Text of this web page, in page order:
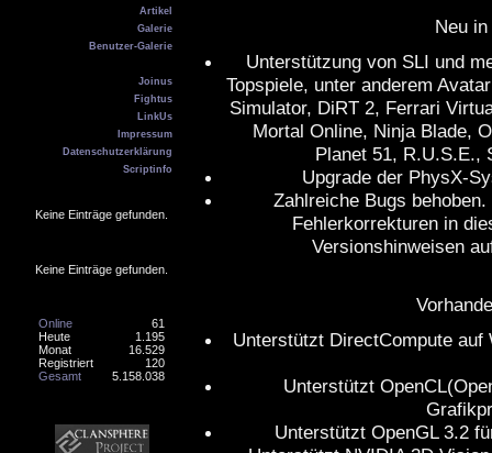
Artikel
Galerie
Benutzer-Galerie
Joinus
Fightus
LinkUs
Impressum
Datenschutzerklärung
Scriptinfo
Keine Einträge gefunden.
Keine Einträge gefunden.
61
Online
1.195
Heute
16.529
Monat
120
Registriert
5.158.038
Gesamt
Neu
Unterstützung von SLI und
Topspiele, unter anderem
Simulator, DiRT 2, Ferrari
Mortal Online, Ninja Blade,
Planet 51, R.U.S.E.,
Upgrade der PhysX-
Zahlreiche Bugs
Fehlerkorrekturen in
Versionshinweisen
Unterstützt DirectCompute
Unterstützt
Unterstützt OpenGL 3.2